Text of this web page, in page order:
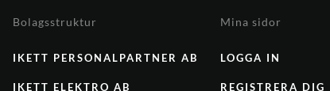
Bolagsstruktur
IKETT PERSONALPARTNER AB
IKETT ELEKTRO AB
Mina sidor
LOGGA IN
REGISTRERA DIG